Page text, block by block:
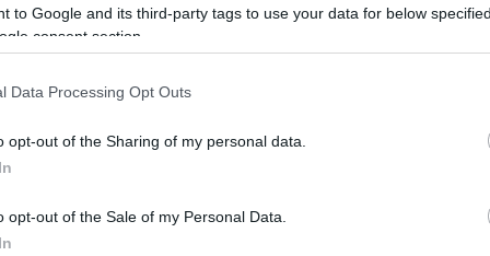
to Google and its third-party tags to use your data for below
consent section.
Data Processing Opt Outs
opt-out of the Sharing of my personal data.
opt-out of the Sale of my Personal Data.
και κατασχέθηκαν ένα πιστόλι (τύπου
μικροποσότητα κοκαΐνης, μικροποσότητα
συσκευή σπρέι πιπεριού, ζυγαριά
και υπολείμματα ναρκωτικής ουσίας, καθώς
και Εξιχνίασης Εγκλημάτων Χανίων.